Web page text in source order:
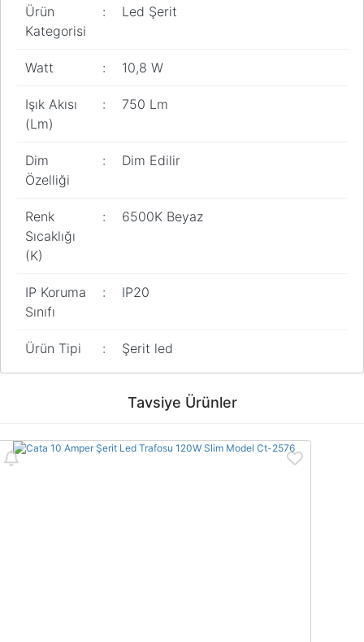
Ürün
Kategorisi
: Led Şerit
Watt : 10,8 W
Işık Akısı
(Lm)
: 750 Lm
Dim
Özelliği
: Dim Edilir
Renk
Sıcaklığı
(K)
: 6500K Beyaz
IP Koruma
Sınıfı
: IP20
Ürün Tipi : Şerit led
Bu ürüne ilk yorumu siz yapın!
Yorum Yaz
Bu ürünün fiyat bilgisi, resim, ürün açıklamalarında ve diğer
Tavsiye Ürünler